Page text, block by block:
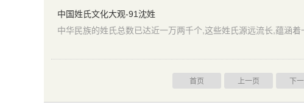
中国姓氏文化大观-91沈姓
中华民族的姓氏总数已达近一万两千个,这些姓氏源远流长,蕴涵